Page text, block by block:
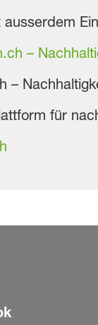
ausserdem
–
–
für